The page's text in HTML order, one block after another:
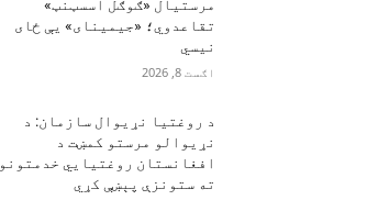
مرستیال «ګوګل اسسټنټ»
تقاعدوي؛ «جیمینای» یې ځای
نیسي
اګست 8, 2026
د روغتیا نړیوال سازمان: د
نړیوالو مرستو کمښت د
افغانستان روغتیايي خدمتونو
ته ستونزې پېښې کړي